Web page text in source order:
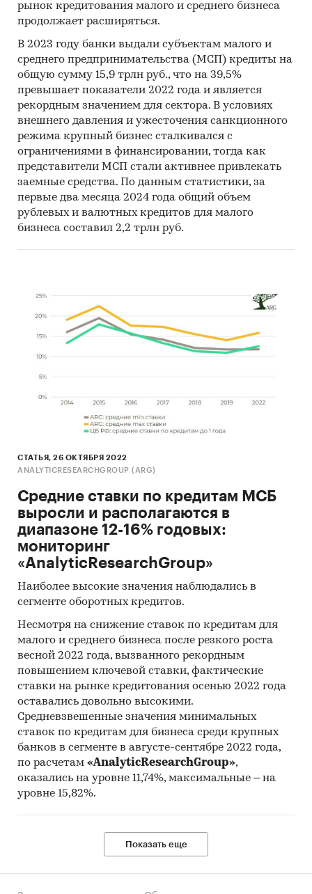
рынок кредитования малого и среднего бизнеса
продолжает расширяться.
В 2023 году банки выдали субъектам малого и
среднего предпринимательства (МСП) кредиты на
общую сумму 15,9 трлн руб., что на 39,5%
превышает показатели 2022 года и является
рекордным значением для сектора. В условиях
внешнего давления и ужесточения санкционного
режима крупный бизнес сталкивался с
ограничениями в финансировании, тогда как
представители МСП стали активнее привлекать
заемные средства. По данным статистики, за
первые два месяца 2024 года общий объем
рублевых и валютных кредитов для малого
бизнеса составил 2,2 трлн руб.
СТАТЬЯ, 26 ОКТЯБРЯ 2022
ANALYTICRESEARCHGROUP (ARG)
Средние ставки по кредитам МСБ
выросли и располагаются в
диапазоне 12-16% годовых:
мониторинг
«AnalyticResearchGroup»
Наиболее высокие значения наблюдались в
сегменте оборотных кредитов.
Несмотря на снижение ставок по кредитам для
малого и среднего бизнеса после резкого роста
весной 2022 года, вызванного рекордным
повышением ключевой ставки, фактические
ставки на рынке кредитования осенью 2022 года
оставались довольно высокими.
Средневзвешенные значения минимальных
ставок по кредитам для бизнеса среди крупных
банков в сегменте в августе-сентябре 2022 года,
по расчетам «AnalyticResearchGroup»,
оказались на уровне 11,74%, максимальные – на
уровне 15,82%.
Показать еще